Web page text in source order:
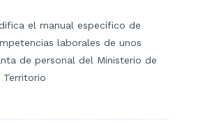
el manual específico de
laborales de unos
de personal del Ministerio de
Territorio